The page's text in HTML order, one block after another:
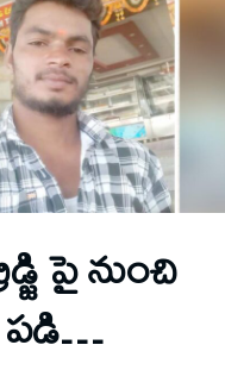
పై నుంచి